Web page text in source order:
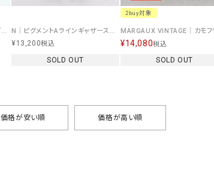
W｜【-3kg見え！】シワ加工キュプラマーメイドスカート [[IZK24050]][F] N｜ピグメントAラインギャザースカート [[G1106]][F]
¥13,200税込
SOLD OUT
2buy対象
¥14,080税込
SOLD OUT
価格が安い順 価格が高い順